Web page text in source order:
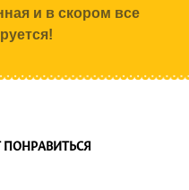
и в скором все